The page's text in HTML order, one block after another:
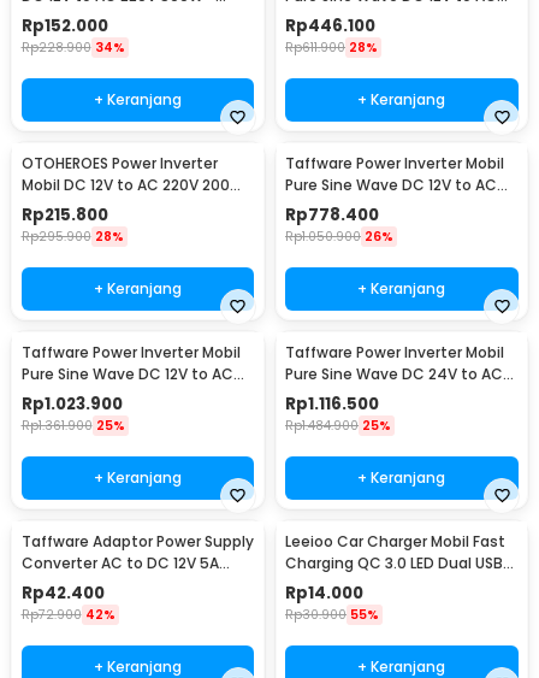
SAA-500A
Rp152.000
Rp228.900 34%
+ Keranjang
220V 1000W - NBQ1000W
Rp446.100
Rp611.900 28%
+ Keranjang
OTOHEROES Power Inverter
Mobil DC 12V to AC 220V 200W
- E8981
Rp215.800
Rp295.900 28%
+ Keranjang
Taffware Power Inverter Mobil
Pure Sine Wave DC 12V to AC
220V 2000W - NBQ2000W
Rp778.400
Rp1.050.900 26%
+ Keranjang
Taffware Power Inverter Mobil
Pure Sine Wave DC 12V to AC
220V 3000W - NBQ3000W
Rp1.023.900
Rp1.361.900 25%
+ Keranjang
Taffware Power Inverter Mobil
Pure Sine Wave DC 24V to AC
220V 3000W - NBQ3000W
Rp1.116.500
Rp1.484.900 25%
+ Keranjang
Taffware Adaptor Power Supply
Converter AC to DC 12V 5A
Cigarette Port - XH213
Rp42.400
Rp72.900 42%
+ Keranjang
Leeioo Car Charger Mobil Fast
Charging QC 3.0 LED Dual USB
Port 2.4A - LE001
Rp14.000
Rp30.900 55%
+ Keranjang